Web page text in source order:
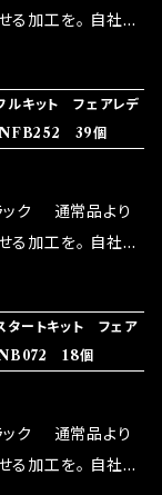
販サイトと横浜に
すので宜しくお願
る加工を。 自社比
織戸選手がテス
て検証し、これは
プラスになりデメ
製品です。 購入先
販サイトと横浜に
すので宜しくお願
キット フェアレデ
39個
ック 通常品より
る加工を。 自社比
織戸選手がテス
て検証し、これは
プラスになりデメ
製品です。 購入先
販サイトと横浜に
ートキット フェア
18個
ック 通常品より
る加工を。 自社比